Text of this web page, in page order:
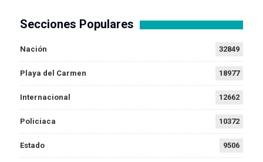
Secciones Populares
Nación 32849
Playa del Carmen 18977
Internacional 12662
Policiaca 10372
Estado 9506